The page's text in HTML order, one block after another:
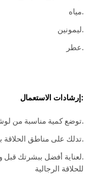
.مياه
.ليمونين
.عطر
:إرشادات الاستعمال
.توضع كمية مناسبة من
.تدلك على مناطق الحلاقة
.لعناية أفضل ببشرتك قبل
للحلاقة الرجالية